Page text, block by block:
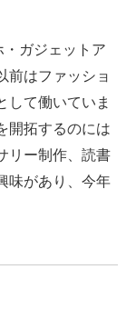
ガジェットア
前はファッショ
して働いていま
開拓するのには
リー制作、読書
味があり、今年